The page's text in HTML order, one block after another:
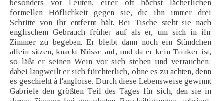
besonders vor Leuten, einer oft höchst lächerlichen
formellen Höflichkeit gegen sie, die ihn immer drei
Schritte von ihr entfernt hält. Bei Tische steht sie nach
englischem Gebrauch früher auf als er, um sich in ihr
Zimmer zu begeben. Er bleibt dann noch ein Stündchen
allein sitzen, knackt Nüsse auf, und da er kein Trinker ist,
so läßt er seinen Wein vor sich stehen und verrauchen;
dabei langweilt er sich fürchterlich, ohne es zu achten, denn
es geschieht à l'angloise. Durch diese Lebensweise gewinnt
Gabriele den größten Teil des Tages für sich, den sie in